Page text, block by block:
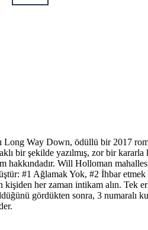
Long Way Down, ödüllü bir 2017
bir şekilde yazılmış, zor bir kararla
hakkındadır. Will Holloman
#1 Ağlamak Yok, #2 İhbar etmek
her zaman intikam alın. Tek
gördükten sonra, 3 numaralı